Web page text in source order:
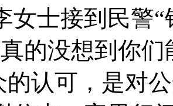
女士接到民警
的没想到你
认可，是对公